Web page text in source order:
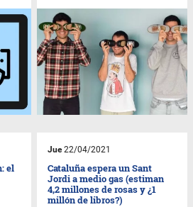
el
Jue22/04/2021
Cataluña espera un Sant
Jordi a medio gas (estiman
4,2 millones de rosas y ¿1
millón de libros?)